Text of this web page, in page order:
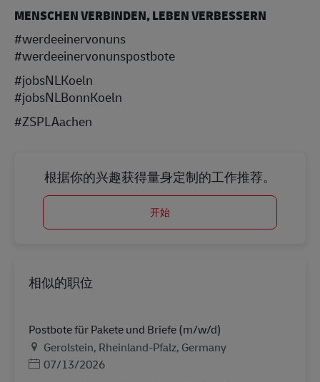
MENSCHEN VERBINDEN, LEBEN VERBESSERN
#werdeeinervonuns
#werdeeinervonunspostbote
#jobsNLKoeln
#jobsNLBonnKoeln
#ZSPLAachen
根据你的兴趣获得量身定制的工作推荐。
开始
相似的职位
Postbote für Pakete und Briefe (m/w/d)
地点Gerolstein, Rheinland-Pfalz, Germany
Posted Date
07/13/2026